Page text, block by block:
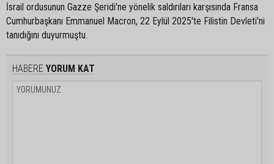
İsrail ordusunun Gazze Şeridi'ne yönelik saldırıları karşısında Fransa
Cumhurbaşkanı Emmanuel Macron, 22 Eylül 2025'te Filistin Devleti'ni
tanıdığını duyurmuştu.
HABERE YORUM KAT